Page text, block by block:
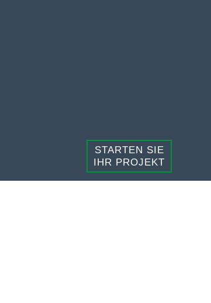
STARTEN SIE
IHR PROJEKT